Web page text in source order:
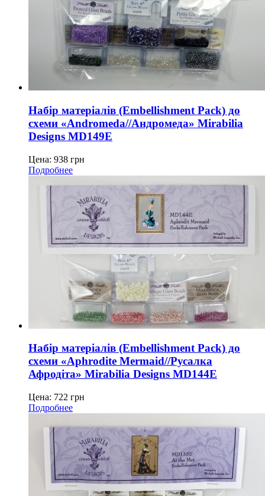
Набір матеріалів (Embellishment Pack) до
схеми «Andromeda//Андромеда» Mirabilia
Designs MD149E
Цена: 938 грн
Подробнее
Набір матеріалів (Embellishment Pack) до
схеми «Aphrodite Mermaid//Русалка
Афродіта» Mirabilia Designs MD144E
Цена: 722 грн
Подробнее